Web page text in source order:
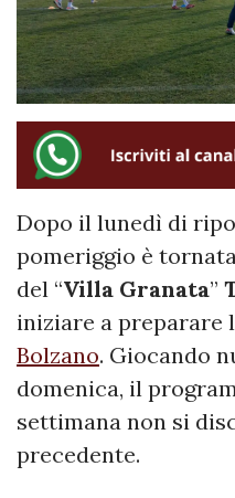
Dopo il lunedì di
pomeriggio è
del “Villa Granata”
iniziare a preparare
Bolzano. Giocando
domenica, il
settimana non si
precedente.